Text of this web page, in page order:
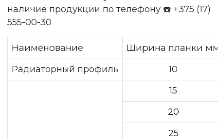
наличие продукции по телефону ☎ ️ +375 (17)
555-00-30
Наименование Ширина планки
Радиаторный профиль
10
15
20
25